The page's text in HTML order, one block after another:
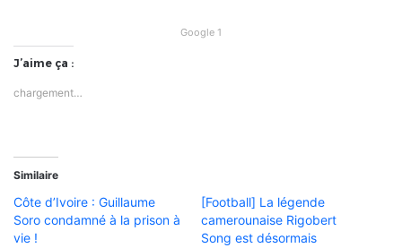
Google 1
J’aime ça :
chargement…
Similaire
Côte d’Ivoire : Guillaume
Soro condamné à la prison à
vie !
[Football] La légende
camerounaise Rigobert
Song est désormais